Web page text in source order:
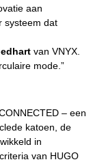
aan
systeem dat
van VNYX.
mode.”
– een
katoen, de
in
van HUGO